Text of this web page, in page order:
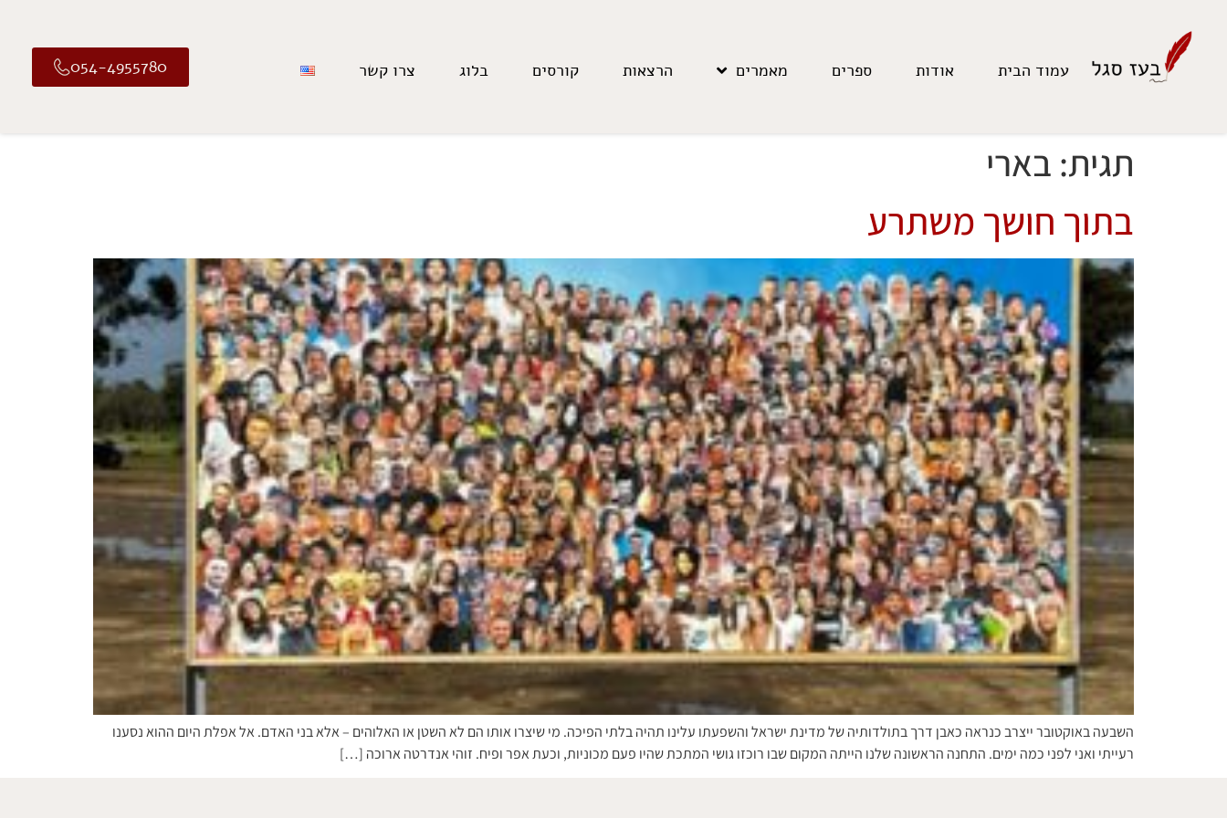
עמוד הבית אודות ספרים מאמרים הרצאות קורסים בלוג צרו קשר 054-4955780
תגית: בארי
בתוך חושך משתרע
השבעה באוקטובר ייצרב כנראה כאבן דרך בתולדותיה של מדינת ישראל והשפעתו עלינו תהיה בלתי הפיכה. מי שיצרו אותו הם לא השטן או האלוהים – אלא בני האדם. אל אפלת היום ההוא נסענו
רעייתי ואני לפני כמה ימים. התחנה הראשונה שלנו הייתה המקום שבו רוכזו גושי המתכת שהיו פעם מכוניות, וכעת אפר ופיח. זוהי אנדרטה ארוכה […]